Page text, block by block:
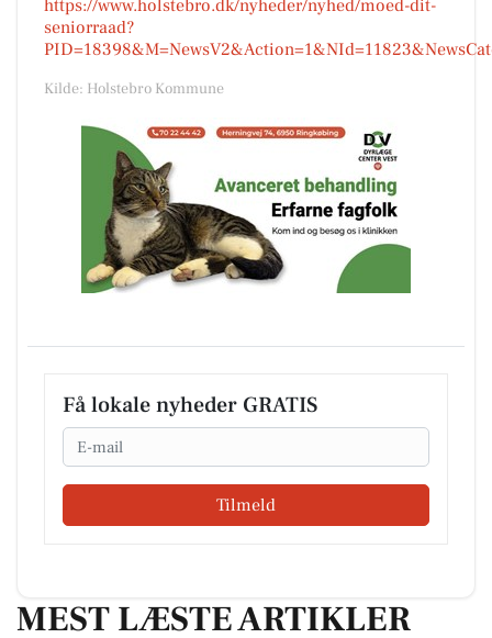
https://www.holstebro.dk/nyheder/nyhed/moed-dit-
seniorraad?
Kilde: Holstebro Kommune
Få lokale nyheder GRATIS
Email
Tilmeld
MEST LÆSTE ARTIKLER